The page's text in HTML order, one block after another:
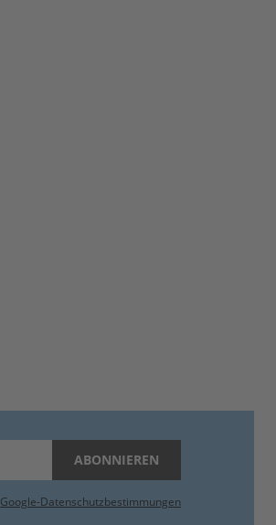
ABONNIEREN
Google-Datenschutzbestimmungen